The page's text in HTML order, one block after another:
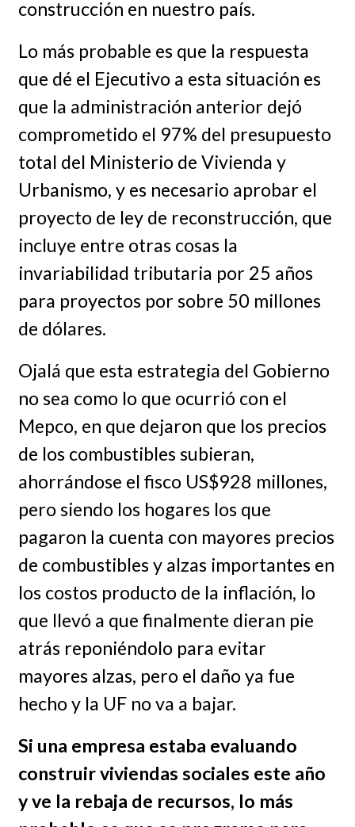
construcción en nuestro país.
Lo más probable es que la respuesta
que dé el Ejecutivo a esta situación es
que la administración anterior dejó
comprometido el 97% del presupuesto
total del Ministerio de Vivienda y
Urbanismo, y es necesario aprobar el
proyecto de ley de reconstrucción, que
incluye entre otras cosas la
invariabilidad tributaria por 25 años
para proyectos por sobre 50 millones
de dólares.
Ojalá que esta estrategia del Gobierno
no sea como lo que ocurrió con el
Mepco, en que dejaron que los precios
de los combustibles subieran,
ahorrándose el fisco US$928 millones,
pero siendo los hogares los que
pagaron la cuenta con mayores precios
de combustibles y alzas importantes en
los costos producto de la inflación, lo
que llevó a que finalmente dieran pie
atrás reponiéndolo para evitar
mayores alzas, pero el daño ya fue
hecho y la UF no va a bajar.
Si una empresa estaba evaluando
construir viviendas sociales este año
y ve la rebaja de recursos, lo más